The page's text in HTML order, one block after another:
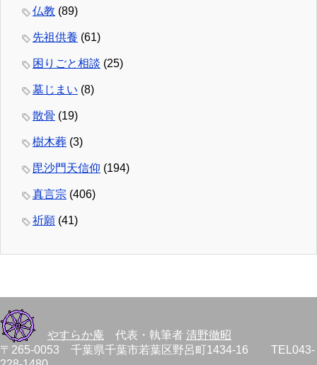
仏教 (89)
先祖供養 (61)
困りごと相談 (25)
墓じまい (8)
散骨 (19)
樹木葬 (3)
毘沙門天信仰 (194)
真言宗 (406)
祈願 (41)
やすらか庵 代表・執筆者 清野徹昭
〒265-0053 千葉県千葉市若葉区野呂町1434-16 TEL043-